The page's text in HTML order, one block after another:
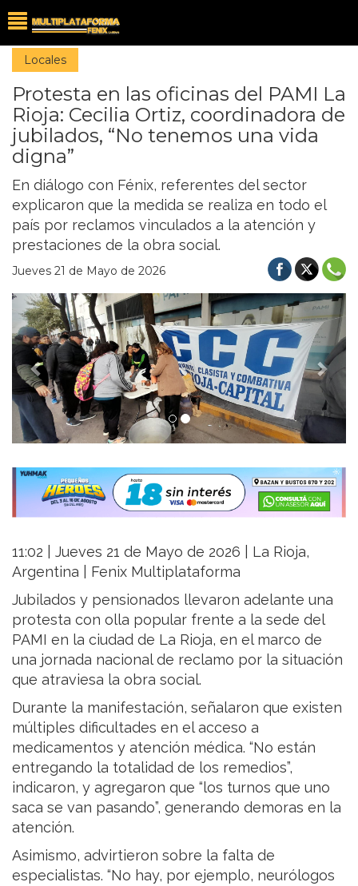
Locales
Protesta en las oficinas del PAMI La
Rioja: Cecilia Ortiz, coordinadora de
jubilados, “No tenemos una vida
digna”
En diálogo con Fénix, referentes del sector
explicaron que la medida se realiza en todo el
país por reclamos vinculados a la atención y
prestaciones de la obra social.
Jueves 21 de Mayo de 2026
Previous Next
11:02 | Jueves 21 de Mayo de 2026 | La Rioja,
Argentina | Fenix Multiplataforma
Jubilados y pensionados llevaron adelante una
protesta con olla popular frente a la sede del
PAMI en la ciudad de La Rioja, en el marco de
una jornada nacional de reclamo por la situación
que atraviesa la obra social.
Durante la manifestación, señalaron que existen
múltiples dificultades en el acceso a
medicamentos y atención médica. “No están
entregando la totalidad de los remedios”,
indicaron, y agregaron que “los turnos que uno
saca se van pasando”, generando demoras en la
atención.
Asimismo, advirtieron sobre la falta de
especialistas. “No hay, por ejemplo, neurólogos